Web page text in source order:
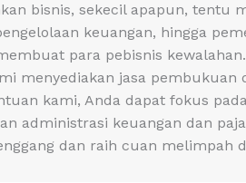
bisnis, sekecil apapun, tentu
keuangan, hingga
para pebisnis kewalahan.
menyediakan jasa
kami, Anda dapat fokus
administrasi keuangan dan
dan raih cuan melimpah